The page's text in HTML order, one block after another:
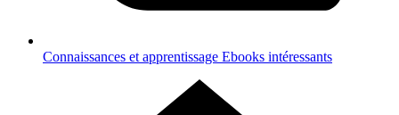
Connaissances et apprentissage Ebooks intéressants